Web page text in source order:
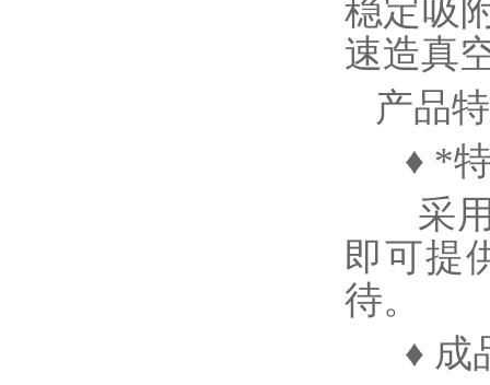
稳定吸
速造真
产品
♦ *
采用
即可提
待。
♦ 成